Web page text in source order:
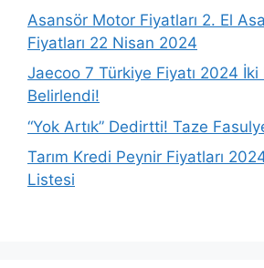
Asansör Motor Fiyatları 2. El
Fiyatları 22 Nisan 2024
Jaecoo 7 Türkiye Fiyatı 2024 İki
Belirlendi!
“Yok Artık” Dedirtti! Taze
Tarım Kredi Peynir Fiyatları
Listesi